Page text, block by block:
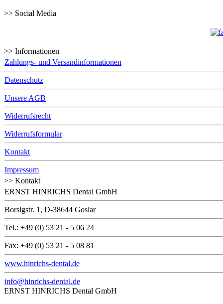
>> Social Media
>> Informationen
Zahlungs- und Versandinformationen
Datenschutz
Unsere AGB
Widerrufsrecht
Widerrufsformular
Kontakt
Impressum
>> Kontakt
ERNST HINRICHS Dental GmbH
Borsigstr. 1, D-38644 Goslar
Tel.: +49 (0) 53 21 - 5 06 24
Fax: +49 (0) 53 21 - 5 08 81
www.hinrichs-dental.de
info@hinrichs-dental.de
ERNST HINRICHS Dental GmbH